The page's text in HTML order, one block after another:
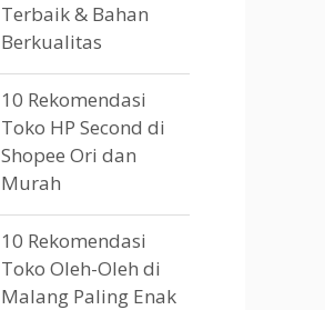
Terbaik & Bahan
Berkualitas
10 Rekomendasi
Toko HP Second di
Shopee Ori dan
Murah
10 Rekomendasi
Toko Oleh-Oleh di
Malang Paling Enak